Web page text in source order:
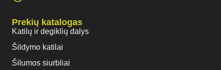
Prekių katalogas
Katilų ir degiklių dalys
Šildymo katilai
Šilumos siurbliai